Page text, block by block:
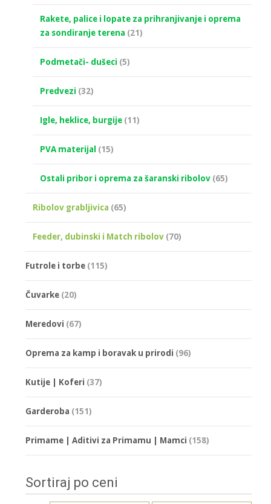
Rakete, palice i lopate za prihranjivanje i oprema
za sondiranje terena (21)
Podmetači- dušeci (5)
Predvezi (32)
Igle, heklice, burgije (11)
PVA materijal (15)
Ostali pribor i oprema za šaranski ribolov (65)
Ribolov grabljivica (65)
Feeder, dubinski i Match ribolov (70)
Futrole i torbe (115)
Čuvarke (20)
Meredovi (67)
Oprema za kamp i boravak u prirodi (96)
Kutije | Koferi (37)
Garderoba (151)
Primame | Aditivi za Primamu | Mamci (158)
Sortiraj po ceni